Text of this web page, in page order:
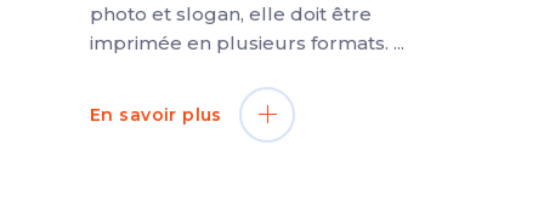
photo et slogan, elle doit être
imprimée en plusieurs formats.
En savoir plus